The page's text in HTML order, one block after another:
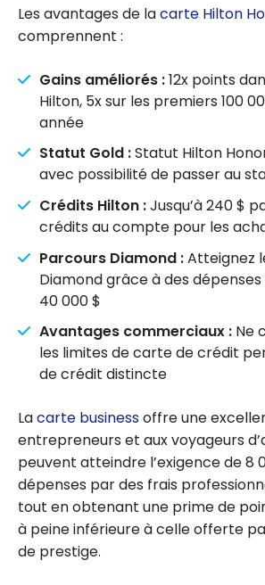
Les avantages de lacarte Hilton
comprennent :
Gains améliorés :12x points
Hilton, 5x sur les premiers 100
année
Statut Gold :Statut Hilton
avec possibilité de passer au
Crédits Hilton :Jusqu’à 240 $
crédits au compte pour les
Parcours Diamond :Atteignez
Diamond grâce à des
40 000 $
Avantages commerciaux : Ne
les limites de carte de crédit
de crédit distincte
Lacarte businessoffre une
entrepreneurs et aux voyageurs
peuvent atteindre l’exigence de 8
dépenses par des frais
tout en obtenant une prime de
à peine inférieure à celle offerte
de prestige.